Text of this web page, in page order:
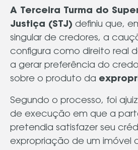
A Terceira Turma do
Justiça (STJ) definiu que,
singular de credores, a
configura como direito real
a gerar preferência do
sobre o produto da
Segundo o processo, foi
de execução em que a
pretendia satisfazer seu
expropriação de um imóvel